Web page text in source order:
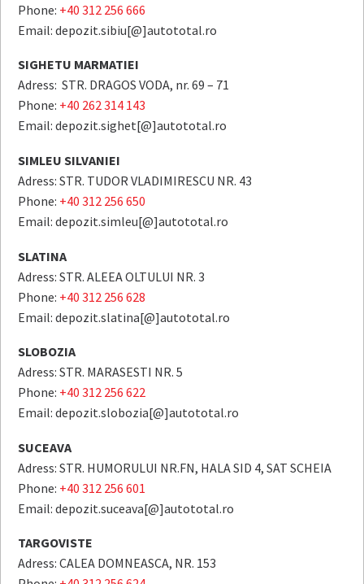
Phone: +40 312 256 666
Email: depozit.sibiu[@]autototal.ro
SIGHETU MARMATIEI
Adress: STR. DRAGOS VODA, nr. 69 – 71
Phone: +40 262 314 143
Email: depozit.sighet[@]autototal.ro
SIMLEU SILVANIEI
Adress: STR. TUDOR VLADIMIRESCU NR. 43
Phone: +40 312 256 650
Email: depozit.simleu[@]autototal.ro
SLATINA
Adress: STR. ALEEA OLTULUI NR. 3
Phone: +40 312 256 628
Email: depozit.slatina[@]autototal.ro
SLOBOZIA
Adress: STR. MARASESTI NR. 5
Phone: +40 312 256 622
Email: depozit.slobozia[@]autototal.ro
SUCEAVA
Adress: STR. HUMORULUI NR.FN, HALA SID 4, SAT SCHEIA
Phone: +40 312 256 601
Email: depozit.suceava[@]autototal.ro
TARGOVISTE
Adress: CALEA DOMNEASCA, NR. 153